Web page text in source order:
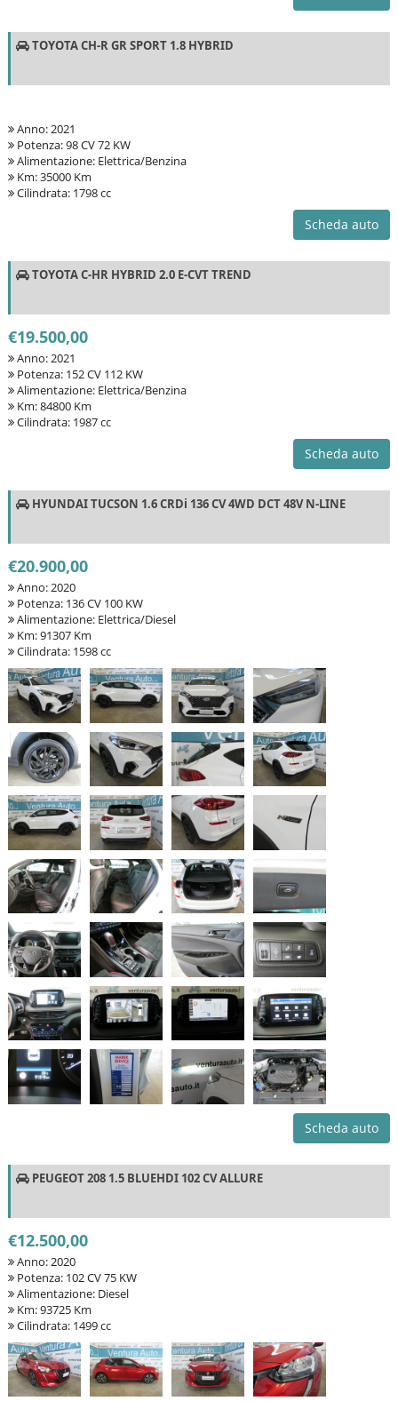
TOYOTA CH-R GR SPORT 1.8 HYBRID
Anno: 2021
Potenza: 98 CV 72 KW
Alimentazione: Elettrica/Benzina
Km: 35000 Km
Cilindrata: 1798 cc
Scheda auto
TOYOTA C-HR HYBRID 2.0 E-CVT TREND
€19.500,00
Anno: 2021
Potenza: 152 CV 112 KW
Alimentazione: Elettrica/Benzina
Km: 84800 Km
Cilindrata: 1987 cc
Scheda auto
HYUNDAI TUCSON 1.6 CRDi 136 CV 4WD DCT 48V N-LINE
€20.900,00
Anno: 2020
Potenza: 136 CV 100 KW
Alimentazione: Elettrica/Diesel
Km: 91307 Km
Cilindrata: 1598 cc
Scheda auto
PEUGEOT 208 1.5 BLUEHDI 102 CV ALLURE
€12.500,00
Anno: 2020
Potenza: 102 CV 75 KW
Alimentazione: Diesel
Km: 93725 Km
Cilindrata: 1499 cc